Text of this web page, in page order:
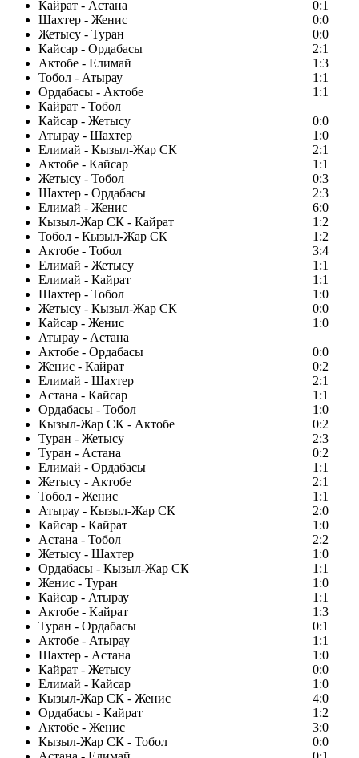
Кайрат - Астана
0:1
Шахтер - Женис
0:0
Жетысу - Туран
0:0
Кайсар - Ордабасы
2:1
Актобе - Елимай
1:3
Тобол - Атырау
1:1
Ордабасы - Актобе
1:1
Кайрат - Тобол
Кайсар - Жетысу
0:0
Атырау - Шахтер
1:0
Елимай - Кызыл-Жар СК
2:1
Актобе - Кайсар
1:1
Жетысу - Тобол
0:3
Шахтер - Ордабасы
2:3
Елимай - Женис
6:0
Кызыл-Жар СК - Кайрат
1:2
Тобол - Кызыл-Жар СК
1:2
Актобе - Тобол
3:4
Елимай - Жетысу
1:1
Елимай - Кайрат
1:1
Шахтер - Тобол
1:0
Жетысу - Кызыл-Жар СК
0:0
Кайсар - Женис
1:0
Атырау - Астана
Актобе - Ордабасы
0:0
Женис - Кайрат
0:2
Елимай - Шахтер
2:1
Астана - Кайсар
1:1
Ордабасы - Тобол
1:0
Кызыл-Жар СК - Актобе
0:2
Туран - Жетысу
2:3
Туран - Астана
0:2
Елимай - Ордабасы
1:1
Жетысу - Актобе
2:1
Тобол - Женис
1:1
Атырау - Кызыл-Жар СК
2:0
Кайсар - Кайрат
1:0
Астана - Тобол
2:2
Жетысу - Шахтер
1:0
Ордабасы - Кызыл-Жар СК
1:1
Женис - Туран
1:0
Кайсар - Атырау
1:1
Актобе - Кайрат
1:3
Туран - Ордабасы
0:1
Актобе - Атырау
1:1
Шахтер - Астана
1:0
Кайрат - Жетысу
0:0
Елимай - Кайсар
1:0
Кызыл-Жар СК - Женис
4:0
Ордабасы - Кайрат
1:2
Актобе - Женис
3:0
Кызыл-Жар СК - Тобол
0:0